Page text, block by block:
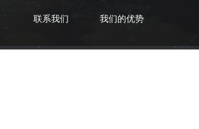
联系我们 我们的优势